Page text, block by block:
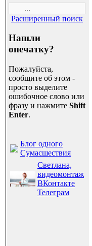
Расширенный поиск
Нашли
опечатку?
Пожалуйста,
сообщите об этом -
просто выделите
ошибочное слово или
фразу и нажмите Shift
Enter.
Блог одного
Сумасшествия
Светлана,
видеомонтаж
ВКонтакте
Телеграм